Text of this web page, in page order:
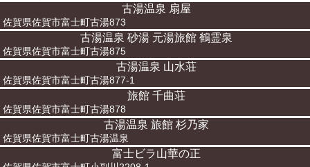
古湯温泉 扇屋
佐賀県佐賀市富士町古湯873
古湯温泉 砂湯 元湯旅館 鶴霊泉
佐賀県佐賀市富士町古湯875
古湯温泉 山水荘
佐賀県佐賀市富士町古湯877-1
旅館 千曲荘
佐賀県佐賀市富士町古湯878
古湯温泉 旅館 杉乃家
佐賀県佐賀市富士町古湯温泉
富士ビラ山華の正